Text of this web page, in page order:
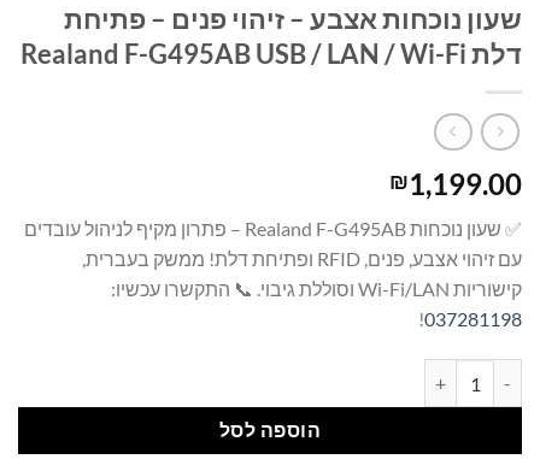
שעון נוכחות אצבע – זיהוי פנים – פתיחת
דלת Realand F-G495AB USB / LAN / Wi-Fi
₪1,199.00
✅ שעון נוכחות Realand F-G495AB – פתרון מקיף לניהול עובדים
עם זיהוי אצבע, פנים, RFID ופתיחת דלת! ממשק בעברית,
קישוריות Wi-Fi/LAN וסוללת גיבוי. 📞 התקשרו עכשיו:
037281198
!
הוספה לסל